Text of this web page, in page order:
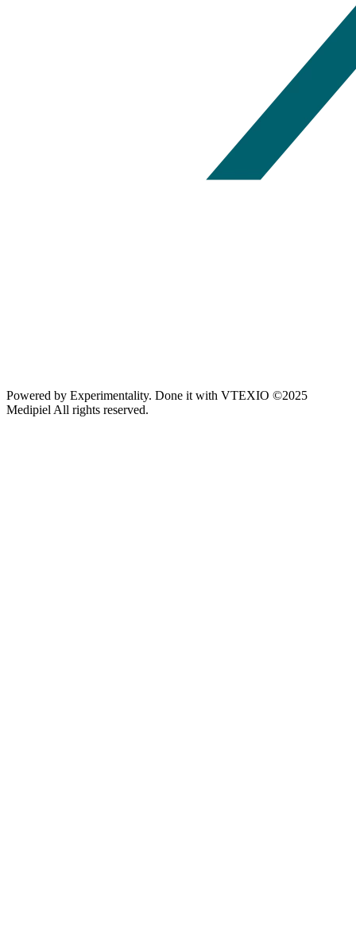
Powered by Experimentality. Done it with VTEXIO ©2025
Medipiel All rights reserved.